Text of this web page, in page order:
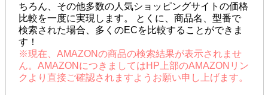
ちろん、その他多数の人気ショッピングサイトの価格
比較を一度に実現します。 とくに、商品名、型番で
検索された場合、多くのECを比較することができま
す！
※現在、AMAZONの商品の検索結果が表示されませ
ん。AMAZONにつきましてはHP上部のAMAZONリン
クより直接ご確認されますようお願い申し上げます。